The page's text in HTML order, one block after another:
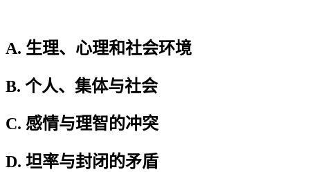
A. 生理、心理和社会环境
B. 个人、集体与社会
C. 感情与理智的冲突
D. 坦率与封闭的矛盾